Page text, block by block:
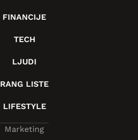
FINANCIJE
TECH
LJUDI
RANG LISTE
LIFESTYLE
Marketing